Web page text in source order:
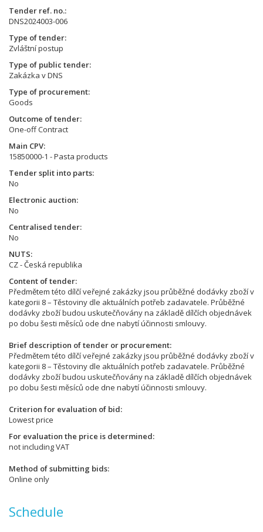
Tender ref. no.
DNS2024003-006
Type of tender
Zvláštní postup
Type of public tender
Zakázka v DNS
Type of procurement
Goods
Outcome of tender
One-off Contract
Main CPV
15850000-1 - Pasta products
Tender split into parts
No
Electronic auction
No
Centralised tender
No
NUTS
CZ - Česká republika
Content of tender
Předmětem této dílčí veřejné zakázky jsou průběžné dodávky zboží v
kategorii 8 – Těstoviny dle aktuálních potřeb zadavatele. Průběžné
dodávky zboží budou uskutečňovány na základě dílčích objednávek
po dobu šesti měsíců ode dne nabytí účinnosti smlouvy.
Brief description of tender or procurement
Předmětem této dílčí veřejné zakázky jsou průběžné dodávky zboží v
kategorii 8 – Těstoviny dle aktuálních potřeb zadavatele. Průběžné
dodávky zboží budou uskutečňovány na základě dílčích objednávek
po dobu šesti měsíců ode dne nabytí účinnosti smlouvy.
Criterion for evaluation of bid
Lowest price
For evaluation the price is determined
not including VAT
Method of submitting bids
Online only
Schedule